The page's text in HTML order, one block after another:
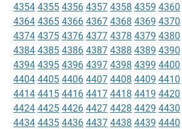
4354 4355 4356 4357 4358 4359 4360
4364 4365 4366 4367 4368 4369 4370
4374 4375 4376 4377 4378 4379 4380
4384 4385 4386 4387 4388 4389 4390
4394 4395 4396 4397 4398 4399 4400
4404 4405 4406 4407 4408 4409 4410
4414 4415 4416 4417 4418 4419 4420
4424 4425 4426 4427 4428 4429 4430
4434 4435 4436 4437 4438 4439 4440